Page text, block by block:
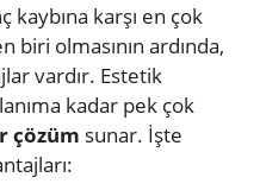
kaybına karşı en çok
olmasının ardında,
vardır. Estetik
kadar pek çok
çözüm sunar. İşte